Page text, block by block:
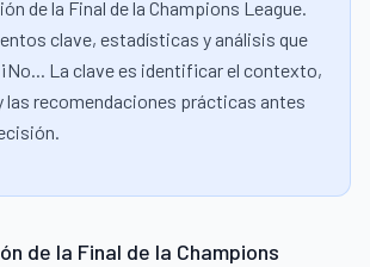
de la Final de la Champions League.
clave, estadísticas y análisis que
La clave es identificar el contexto,
las recomendaciones prácticas antes
de la Final de la Champions